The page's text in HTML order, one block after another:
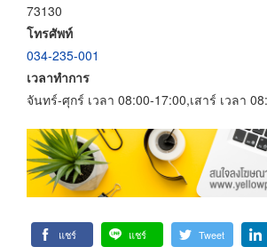
73130
โทรศัพท์
034-235-001
เวลาทำการ
จันทร์-ศุกร์ เวลา 08:00-17:00,เสาร์ เวลา
แชร์ แชร์ Tweet